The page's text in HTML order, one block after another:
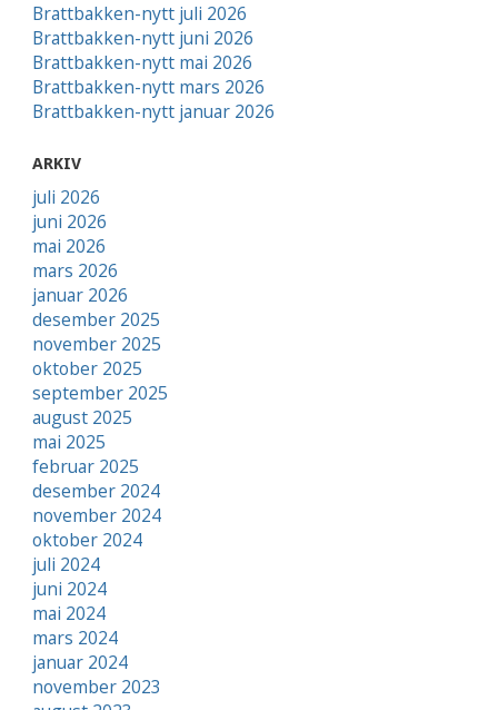
Brattbakken-nytt juli 2026
Brattbakken-nytt juni 2026
Brattbakken-nytt mai 2026
Brattbakken-nytt mars 2026
Brattbakken-nytt januar 2026
ARKIV
juli 2026
juni 2026
mai 2026
mars 2026
januar 2026
desember 2025
november 2025
oktober 2025
september 2025
august 2025
mai 2025
februar 2025
desember 2024
november 2024
oktober 2024
juli 2024
juni 2024
mai 2024
mars 2024
januar 2024
november 2023